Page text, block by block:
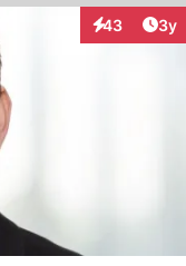
43
Interaktionen
3y